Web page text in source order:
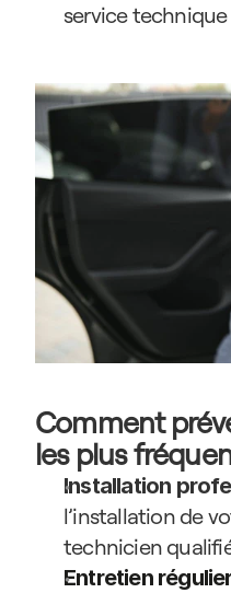
service technique
Comment
les plus
Installation
l’installation de
technicien
Entretien